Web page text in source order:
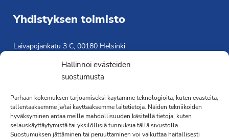
Hallinnoi evästeiden
suostumusta
Parhaan kokemuksen tarjoamiseksi käytämme teknologioita, kuten evästeitä,
tallentaaksemme ja/tai käyttääksemme laitetietoja. Näiden tekniikoiden
hyväksyminen antaa meille mahdollisuuden käsitellä tietoja, kuten
selauskäyttäytymistä tai yksilöllisiä tunnuksia tällä sivustolla.
Suostumuksen jättäminen tai peruuttaminen voi vaikuttaa haitallisesti
Yhdistyksen toimisto
Laivapojankatu 3 C, 00180 Helsinki
Saavutettavuusseloste »
Toiminnanjohtaja
Kimmo Järvinen
Terveydenhoitaja
041 501 4176